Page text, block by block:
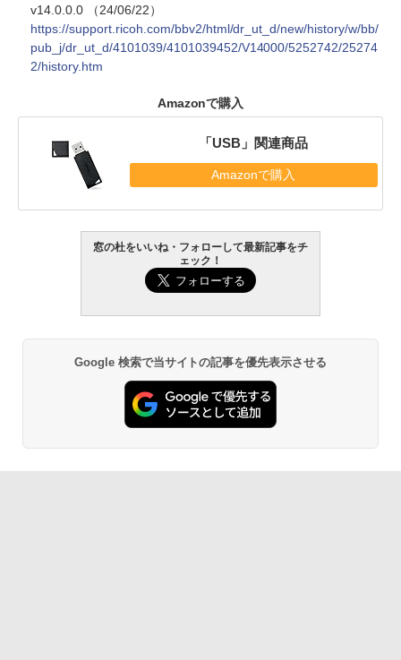
v14.0.0.0 （24/06/22）
https://support.ricoh.com/bbv2/html/dr_ut_d/new/history/w/bb/
pub_j/dr_ut_d/4101039/4101039452/V14000/5252742/25274
2/history.htm
Amazonで購入
「USB」関連商品
Amazonで購入
窓の杜をいいね・フォローして最新記事をチ
ェック！
Google 検索で当サイトの記事を優先表示させる